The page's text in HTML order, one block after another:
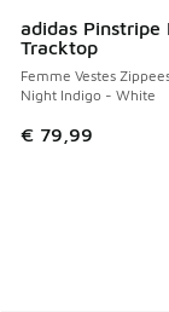
adidas Pinstripe
Tracktop
Femme Vestes
Night Indigo - White
€ 79,99